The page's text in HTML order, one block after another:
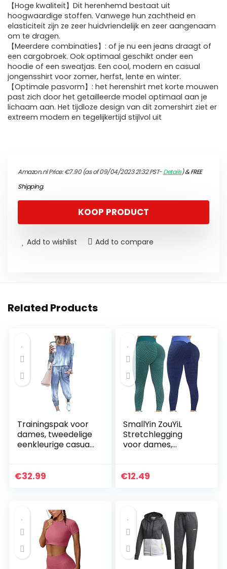
【Hoge kwaliteit】Dit herenhemd bestaat uit
hoogwaardige stoffen. Vanwege hun zachtheid en
elasticiteit zijn ze zeer huidvriendelijk en zeer aangenaam
om te dragen.
【Meerdere combinaties】: of je nu een jeans draagt of
een cargobroek. Ook optimaal geschikt onder een
hoodie of een sweatjas. Een cool, modern en casual
jongensshirt voor zomer, herfst, lente en winter.
【Optimale pasvorm】: het herenshirt met korte mouwen
past zich door het getailleerde model optimaal aan je
lichaam aan. Het tijdloze design van dit zomershirt ziet er
extreem modern en tegelijkertijd stijlvol uit
Amazon.nl Price:€7.90(as of 09/04/2023 21:32 PST-Details)&FREE
Shipping.
KOOP PRODUCT
Add to wishlist Add to compare
Related Products
Trainingspak voor
dames, tweedelige
eenkleurige casual
sportswear
€32.99
SmallYin ZouYiL
Stretchlegging
voor dames,
fitness, loopbroek,
€12.49